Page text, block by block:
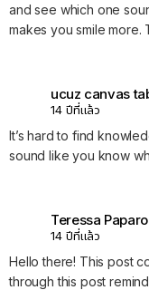
and see which one
makes you smile more.
ucuz canvas
14 ปีที่แล้ว
It’s hard to find
sound like you know
Teressa Paparo
14 ปีที่แล้ว
Hello there! This post
through this post